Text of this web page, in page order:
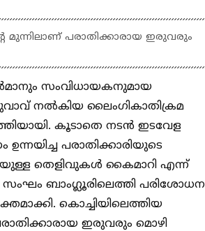
മുന്നിലാണ് പരാതിക്കാരായ ഇരുവരും
സംവിധായകനുമായ
നൽകിയ ലൈം​ഗികാതിക്രമ
കൂടാതെ നടൻ ഇടവേള
പരാതിക്കാരിയുടെ
തെളിവുകൾ കൈമാറി എന്ന്
ബാം​ഗ്ലൂരിലെത്തി പരിശോധന
കൊച്ചിയിലെത്തിയ
ഇരുവരും മൊഴി